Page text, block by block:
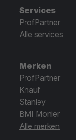
Services
ProfPartner
Alle services
Merken
ProfPartner
Knauf
Stanley
BMI Monier
Alle merken